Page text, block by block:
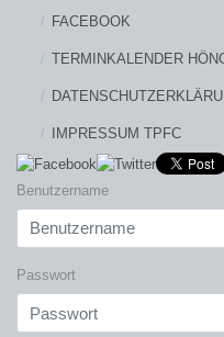
FACEBOOK
TERMINKALENDER
IMPRESSUM TPFC
Benutzername
Passwort